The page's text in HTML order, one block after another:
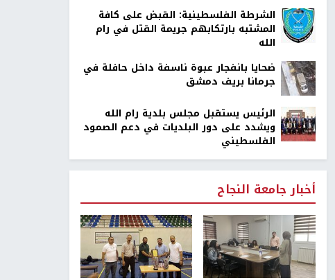
الشرطة الفلسطينية: القبض على كافة
المشتبه بارتكابهم جريمة القتل في رام
الله
ضحايا بانفجار عبوة ناسفة داخل حافلة في
جرمانا بريف دمشق
الرئيس يستقبل مجلس بلدية رام الله
ويشدد على دور البلديات في دعم الصمود
الفلسطيني
أخبار جامعة النجاح